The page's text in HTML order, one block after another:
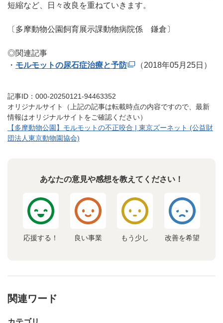
短縮など、日々改良を重ねていきます。
〔多摩動物公園飼育展示課動物病院係 鎌倉〕
◎関連記事
・ モルモットの尿石症治療と予防 （2018年05月25日）
記事ID：000-20250121-94463352
オリジナルサイト（上記の記事は転載時点の内容ですので、最新
情報はオリジナルサイトをご確認ください）
【多摩動物公園】モルモットの不正咬合 | 東京ズーネット (公益財
団法人東京動物園協会)
あなたの意見や感想を教えてください！
応援する！ 良い事業 もう少し 改善を希望
関連ワード